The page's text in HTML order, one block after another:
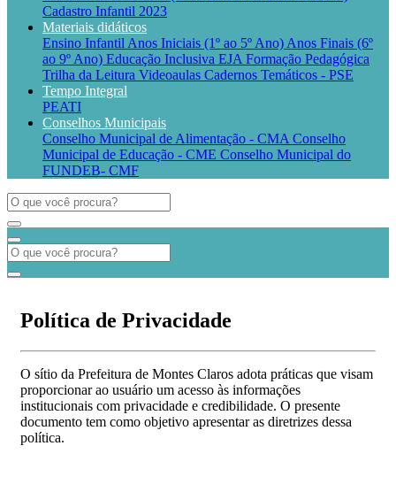
Cadastro Infantil 2023
Materiais didáticos
Ensino Infantil Anos Iniciais (1º ao 5º Ano) Anos Finais (6º
ao 9º Ano) Educação Inclusiva EJA Formação Pedagógica
Trilha da Leitura Videoaulas Cadernos Temáticos - PSE
Tempo Integral
PEATI
Conselhos Municipais
Conselho Municipal de Alimentação - CMA Conselho
Municipal de Educação - CME Conselho Municipal do
FUNDEB- CMF
Política de Privacidade
O sítio da Prefeitura de Montes Claros adota práticas que visam
proporcionar ao usuário um acesso às informações
institucionais com privacidade e credibilidade. O presente
documento tem como objetivo apresentar as diretrizes dessa
política.